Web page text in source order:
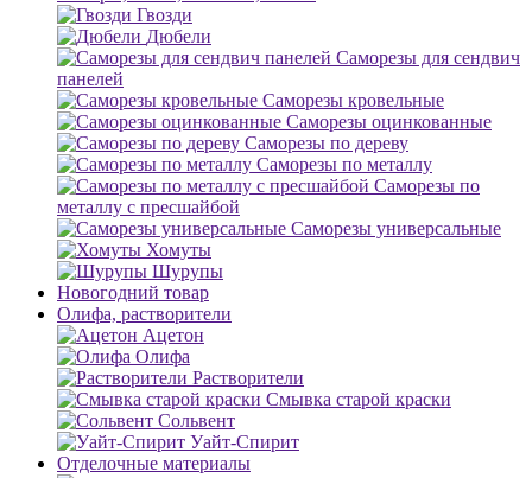
Гвозди
Дюбели
Саморезы для сендвич
панелей
Саморезы кровельные
Саморезы оцинкованные
Саморезы по дереву
Саморезы по металлу
Саморезы по
металлу с пресшайбой
Саморезы универсальные
Хомуты
Шурупы
Новогодний товар
Олифа, растворители
Ацетон
Олифа
Растворители
Смывка старой краски
Сольвент
Уайт-Спирит
Отделочные материалы